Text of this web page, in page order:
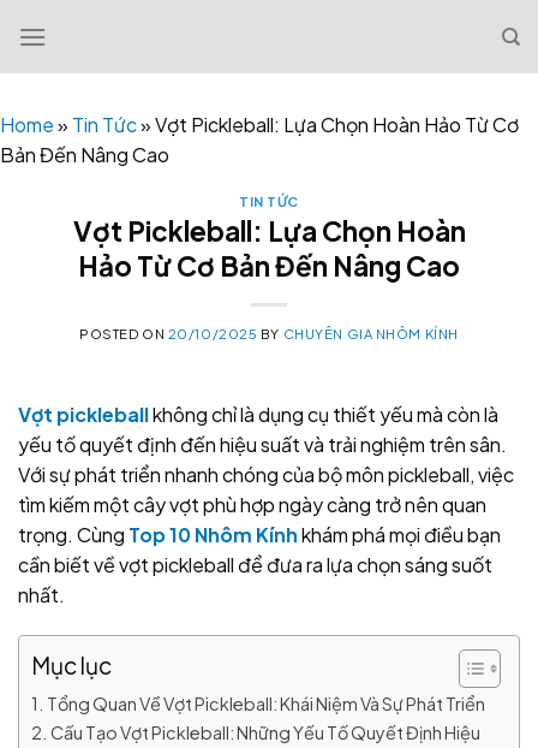
content
Home» Tin Tức»Vợt Pickleball: Lựa Chọn Hoàn Hảo Từ Cơ
Bản Đến Nâng Cao
TIN TỨC
Vợt Pickleball: Lựa Chọn Hoàn
Hảo Từ Cơ Bản Đến Nâng Cao
POSTED ON 20/10/2025 BY CHUYÊN GIA NHÔM KÍNH
Vợt pickleballkhông chỉ là dụng cụ thiết yếu mà còn là
yếu tố quyết định đến hiệu suất và trải nghiệm trên sân.
Với sự phát triển nhanh chóng của bộ môn pickleball, việc
tìm kiếm một cây vợt phù hợp ngày càng trở nên quan
trọng. Cùng Top 10 Nhôm Kínhkhám phá mọi điều bạn
cần biết về vợt pickleball để đưa ra lựa chọn sáng suốt
nhất.
Mục lục
Tổng Quan Về Vợt Pickleball: Khái Niệm Và Sự Phát Triển
Cấu Tạo Vợt Pickleball: Những Yếu Tố Quyết Định Hiệu